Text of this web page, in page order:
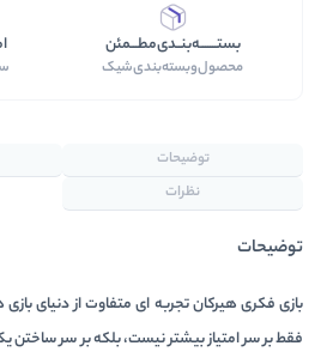
بستـــــــه‌بنــدی‌مطـــمئن
محصول‌و‌بسته‌بندی‌‌شیک
توضیحات
نظرات
توضیحات
بازی فکری هیرکانتجربه ای متفاوت از دنیای
فقط بر سر امتیاز بیشتر نیست، بلکه بر سر